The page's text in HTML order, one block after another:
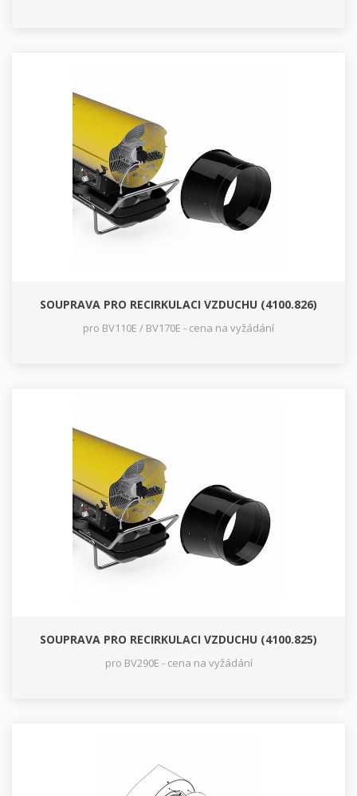
SOUPRAVA PRO RECIRKULACI VZDUCHU (4100.826)
pro BV110E / BV170E - cena na vyžádání
SOUPRAVA PRO RECIRKULACI VZDUCHU (4100.825)
pro BV290E - cena na vyžádání